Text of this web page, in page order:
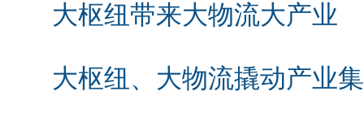
大枢纽带来大物流大产业
大枢纽、大物流撬动产业